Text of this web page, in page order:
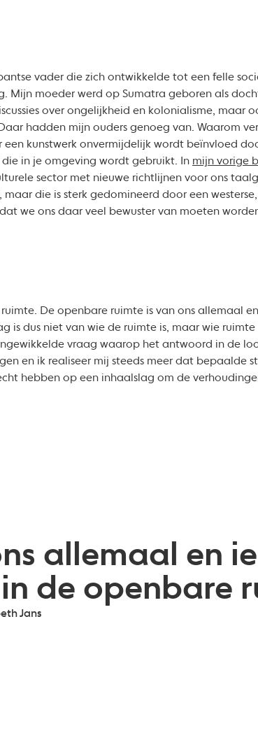
vader die zich ontwikkelde tot een felle
Mijn moeder werd op Sumatra geboren als
over ongelijkheid en kolonialisme, maar
hadden mijn ouders genoeg van. Waarom
kunstwerk onvermijdelijk wordt beïnvloed
in je omgeving wordt gebruikt. In mijn vorige
sector met nieuwe richtlijnen voor ons
die is sterk gedomineerd door een westerse,
we ons daar veel bewuster van moeten
De openbare ruimte is van ons allemaal
is dus niet van wie de ruimte is, maar wie ruimte
vraag waarop het antwoord in de
en ik realiseer mij steeds meer dat bepaalde
hebben op een inhaalslag om de
allemaal en
de openbare
Jans